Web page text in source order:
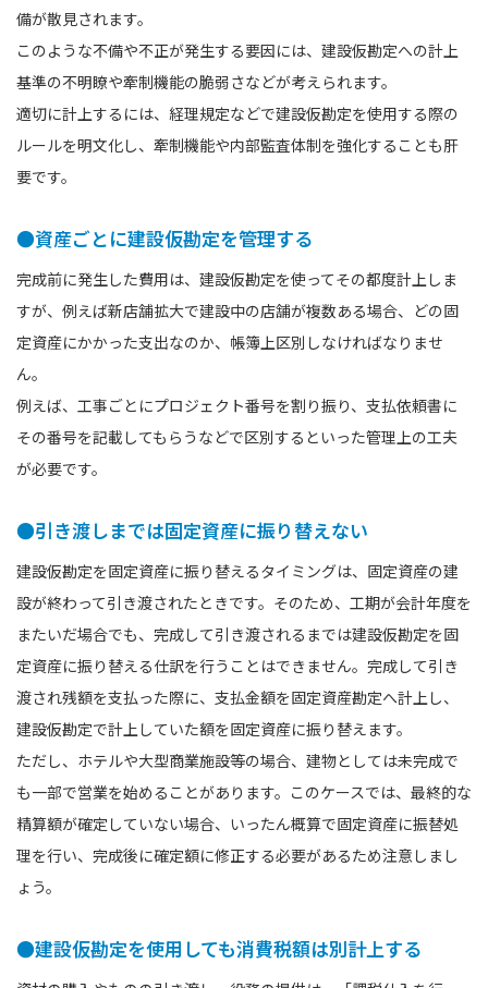
備が散⾒されます。
このような不備や不正が発生する要因には、建設仮勘定への計上
基準の不明瞭や牽制機能の脆弱さなどが考えられます。
適切に計上するには、経理規定などで建設仮勘定を使用する際の
ルールを明文化し、牽制機能や内部監査体制を強化することも肝
要です。
●資産ごとに建設仮勘定を管理する
完成前に発生した費用は、建設仮勘定を使ってその都度計上しま
すが、例えば新店舗拡大で建設中の店舗が複数ある場合、どの固
定資産にかかった支出なのか、帳簿上区別しなければなりませ
ん。
例えば、工事ごとにプロジェクト番号を割り振り、支払依頼書に
その番号を記載してもらうなどで区別するといった管理上の⼯夫
が必要です。
●引き渡しまでは固定資産に振り替えない
建設仮勘定を固定資産に振り替えるタイミングは、固定資産の建
設が終わって引き渡されたときです。そのため、工期が会計年度を
またいだ場合でも、完成して引き渡されるまでは建設仮勘定を固
定資産に振り替える仕訳を行うことはできません。完成して引き
渡され残額を支払った際に、支払金額を固定資産勘定へ計上し、
建設仮勘定で計上していた額を固定資産に振り替えます。
ただし、ホテルや大型商業施設等の場合、建物としては未完成で
も一部で営業を始めることがあります。このケースでは、最終的な
精算額が確定していない場合、いったん概算で固定資産に振替処
理を行い、完成後に確定額に修正する必要があるため注意しまし
ょう。
●建設仮勘定を使用しても消費税額は別計上する